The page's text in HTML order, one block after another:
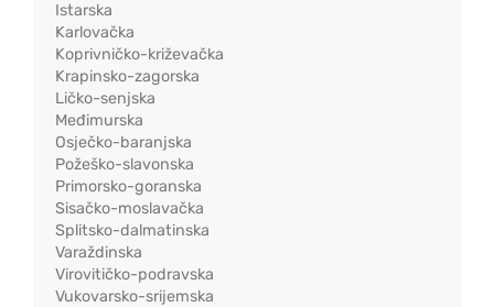
Istarska
Karlovačka
Koprivničko-križevačka
Krapinsko-zagorska
Ličko-senjska
Međimurska
Osječko-baranjska
Požeško-slavonska
Primorsko-goranska
Sisačko-moslavačka
Splitsko-dalmatinska
Varaždinska
Virovitičko-podravska
Vukovarsko-srijemska